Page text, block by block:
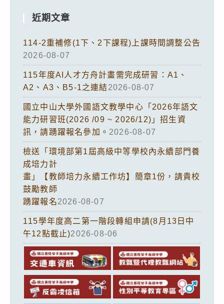
近期文章
114-2重補修(1下、2下課程)上課時間調整公告
2026-08-07
115年度AI人才方舟計畫需完成研習：A1、
A2、A3、B5-1之連結2026-08-07
國立中山大學外國語文教學中心「2026年語文
能力研習班(2026 /09 ~ 2026/12)」招生資
訊，請踴躍報名參加。 2026-08-07
檢送「環境部第1屆高級中等學校內永續部門養
成培力計
畫」【教師培力永續工作坊】簡章1份，請貴校
鼓勵教師
踴躍報名2026-08-07
115學年度高二第一階段轉組申請(8月13日中
午12點截止)2026-08-06